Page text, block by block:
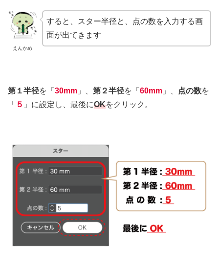
えんかめ
すると、スター半径と、点の数を入力する画
面が出てきます
第１半径を「 30mm 」、 第２半径を「 60mm 」、 点の数を
「 ５ 」に設定し、最後にOKをクリック。